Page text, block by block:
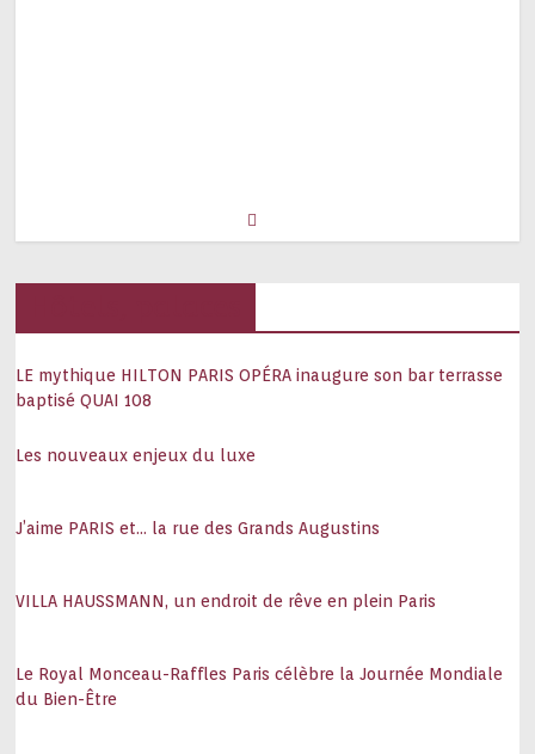
LE mythique HILTON PARIS OPÉRA inaugure son bar terrasse
baptisé QUAI 108
Les nouveaux enjeux du luxe
J’aime PARIS et… la rue des Grands Augustins
VILLA HAUSSMANN, un endroit de rêve en plein Paris
Le Royal Monceau-Raffles Paris célèbre la Journée Mondiale
du Bien-Être